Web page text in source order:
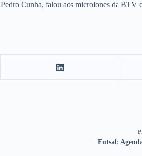
Cunha, falou aos microfones da BTV
Futsal: